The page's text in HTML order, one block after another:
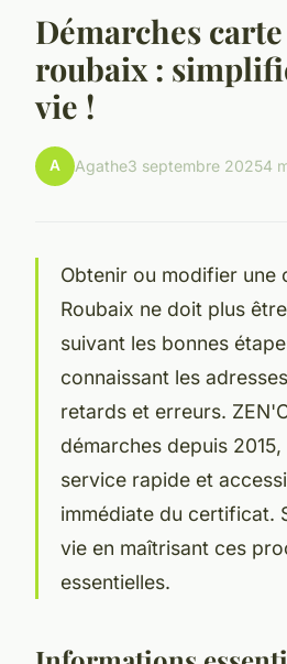
Démarches
roubaix :
vie !
A Agathe3 septembre 20254
Obtenir ou modifier une
Roubaix ne doit plus
suivant les bonnes
connaissant les
retards et erreurs.
démarches depuis
service rapide et
immédiate du certificat.
vie en maîtrisant ces
essentielles.